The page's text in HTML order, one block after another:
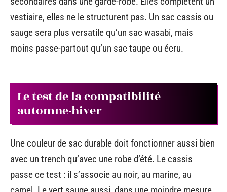
vestiaire, elles ne le structurent pas. Un sac cassis ou
sauge sera plus versatile qu’un sac wasabi, mais
moins passe-partout qu’un sac taupe ou écru.
Le test de la compatibilité
automne-hiver
Une couleur de sac durable doit fonctionner aussi bien
avec un trench qu’avec une robe d’été. Le cassis
passe ce test : il s’associe au noir, au marine, au